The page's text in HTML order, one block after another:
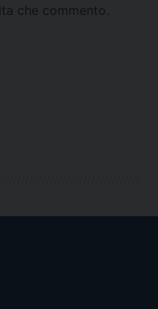
che commento.